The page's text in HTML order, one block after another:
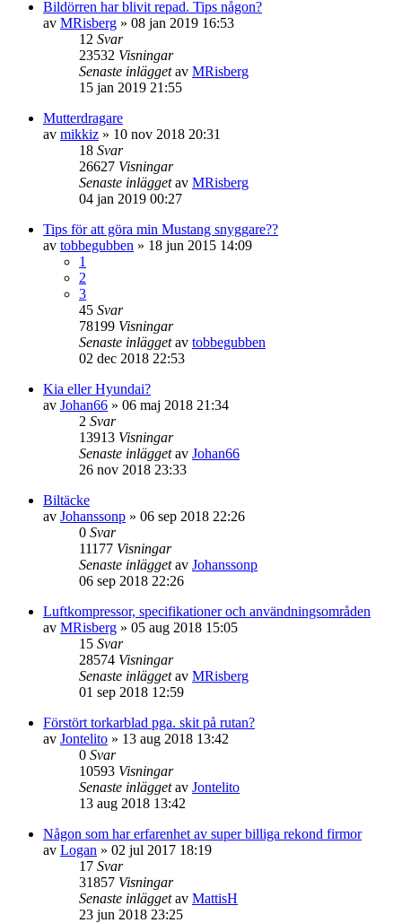
Bildörren har blivit repad. Tips någon?
av MRisberg » 08 jan 2019 16:53
12 Svar
23532 Visningar
Senaste inläggetav MRisberg
15 jan 2019 21:55
Mutterdragare
av mikkiz » 10 nov 2018 20:31
18 Svar
26627 Visningar
Senaste inläggetav MRisberg
04 jan 2019 00:27
Tips för att göra min Mustang snyggare??
av tobbegubben » 18 jun 2015 14:09
1
2
3
45 Svar
78199 Visningar
Senaste inläggetav tobbegubben
02 dec 2018 22:53
Kia eller Hyundai?
av Johan66 » 06 maj 2018 21:34
2 Svar
13913 Visningar
Senaste inläggetav Johan66
26 nov 2018 23:33
Biltäcke
av Johanssonp » 06 sep 2018 22:26
0 Svar
11177 Visningar
Senaste inläggetav Johanssonp
06 sep 2018 22:26
Luftkompressor, specifikationer och användningsområden
av MRisberg » 05 aug 2018 15:05
15 Svar
28574 Visningar
Senaste inläggetav MRisberg
01 sep 2018 12:59
Förstört torkarblad pga. skit på rutan?
av Jontelito » 13 aug 2018 13:42
0 Svar
10593 Visningar
Senaste inläggetav Jontelito
13 aug 2018 13:42
Någon som har erfarenhet av super billiga rekond firmor
av Logan » 02 jul 2017 18:19
17 Svar
31857 Visningar
Senaste inläggetav MattisH
23 jun 2018 23:25